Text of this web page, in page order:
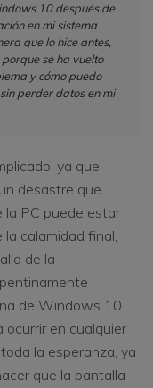
10 después de
en mi sistema
que lo hice antes,
se ha vuelto
y cómo puedo
perder datos en mi
ya que
desastre que
la PC puede estar
calamidad final,
de la
de Windows 10
ocurrir en cualquier
la esperanza, ya
que la pantalla